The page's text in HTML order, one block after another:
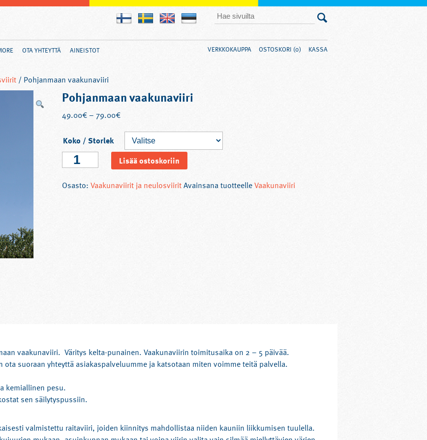
OTA YHTEYTTÄ AINEISTOT VERKKOKAUPPA OSTOSKORI (0) KASSA
/ Pohjanmaan vaakunaviiri
Pohjanmaan vaakunaviiri
49.00€– 79.00€
Koko / Storlek
Pohjanmaan
vaakunaviiri
määrä
Lisää ostoskoriin
Osasto: Vaakunaviirit ja neulosviiritAvainsana tuotteelleVaakunaviiri
vaakunaviiri. Väritys kelta-punainen. Vaakunaviirin toimitusaika on 2 – 5 päivää.
suoraan yhteyttä asiakaspalveluumme ja katsotaan miten voimme teitä palvella.
kemiallinen pesu.
sen säilytyspussiin.
valmistettu raitaviiri, joiden kiinnitys mahdollistaa niiden kauniin liikkumisen tuulella.